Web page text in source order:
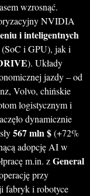
wzrosnąć.
NVIDIA
i inteligentnych
(SoC i GPU), jak i
). Układy
jazdy – od
Volvo, chińskie
logistycznym i
dynamicznie
567 mln $(+72%
adopcję AI w
m.in. zGeneral
przy
fabryk i robotyce